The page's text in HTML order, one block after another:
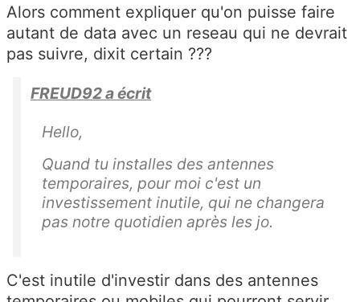
Alors comment expliquer qu'on puisse faire
autant de data avec un reseau qui ne devrait
pas suivre, dixit certain ???
FREUD92 a écrit
Hello,
Quand tu installes des antennes
temporaires, pour moi c'est un
investissement inutile, qui ne changera
pas notre quotidien après les jo.
C'est inutile d'investir dans des antennes